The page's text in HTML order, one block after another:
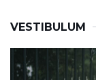
VESTIBULUM